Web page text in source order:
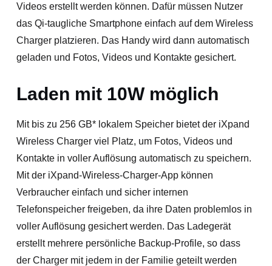
Videos erstellt werden können. Dafür müssen Nutzer
das Qi-taugliche Smartphone einfach auf dem Wireless
Charger platzieren. Das Handy wird dann automatisch
geladen und Fotos, Videos und Kontakte gesichert.
Laden mit 10W möglich
Mit bis zu 256 GB* lokalem Speicher bietet der iXpand
Wireless Charger viel Platz, um Fotos, Videos und
Kontakte in voller Auflösung automatisch zu speichern.
Mit der iXpand-Wireless-Charger-App können
Verbraucher einfach und sicher internen
Telefonspeicher freigeben, da ihre Daten problemlos in
voller Auflösung gesichert werden. Das Ladegerät
erstellt mehrere persönliche Backup-Profile, so dass
der Charger mit jedem in der Familie geteilt werden